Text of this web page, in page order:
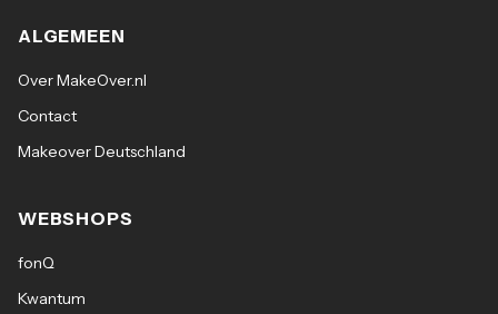
ALGEMEEN
Over MakeOver.nl
Contact
Makeover Deutschland
WEBSHOPS
fonQ
Kwantum